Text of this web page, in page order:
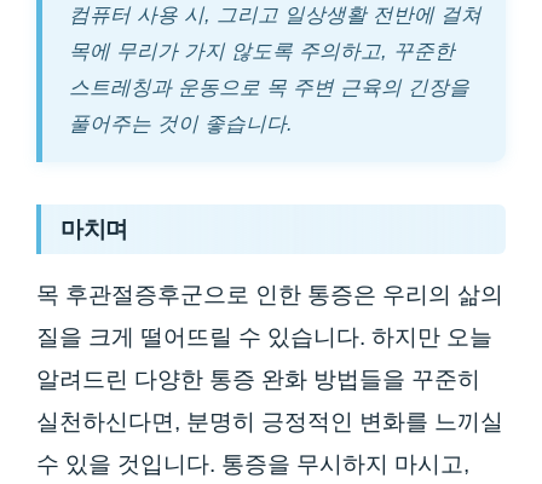
컴퓨터 사용 시, 그리고 일상생활 전반에 걸쳐
목에 무리가 가지 않도록 주의하고, 꾸준한
스트레칭과 운동으로 목 주변 근육의 긴장을
풀어주는 것이 좋습니다.
마치며
목 후관절증후군으로 인한 통증은 우리의 삶의
질을 크게 떨어뜨릴 수 있습니다. 하지만 오늘
알려드린 다양한 통증 완화 방법들을 꾸준히
실천하신다면, 분명히 긍정적인 변화를 느끼실
수 있을 것입니다. 통증을 무시하지 마시고,